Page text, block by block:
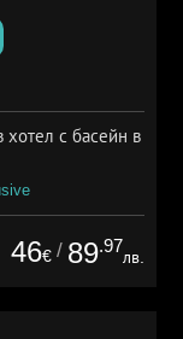
хотел с басейн в
46€ / 89.97
лв.